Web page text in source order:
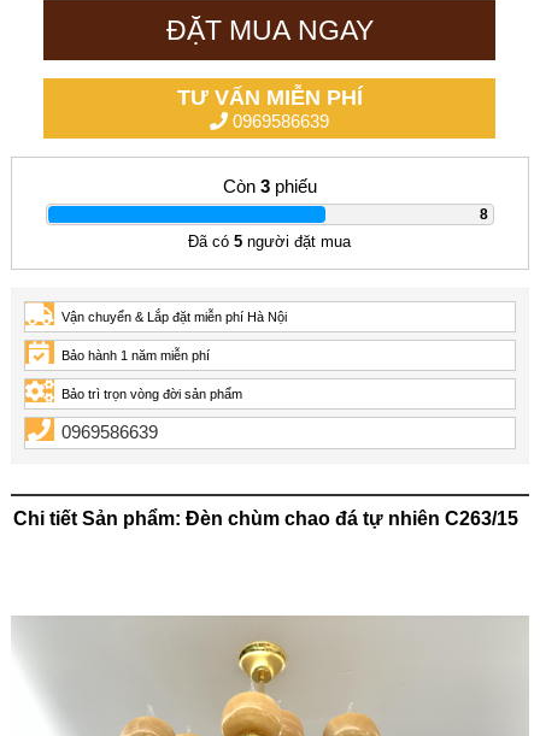
ĐẶT MUA NGAY
TƯ VẤN MIỄN PHÍ
0969586639
Còn 3phiếu
8
|
Đã có5 người đặt mua
Vận chuyển & Lắp đặt miễn phí Hà Nội
Bảo hành 1 năm miễn phí
Bảo trì trọn vòng đời sản phẩm
0969586639
Chi tiết Sản phẩm: Đèn chùm chao đá tự nhiên C263/15